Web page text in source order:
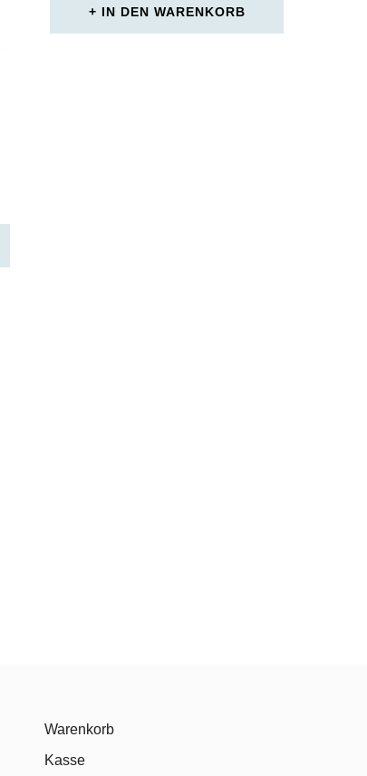
IN DEN WARENKORB
Warenkorb
Kasse